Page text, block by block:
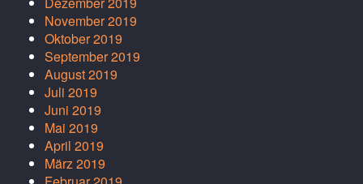
November 2019
Oktober 2019
September 2019
August 2019
Juli 2019
Juni 2019
Mai 2019
April 2019
März 2019